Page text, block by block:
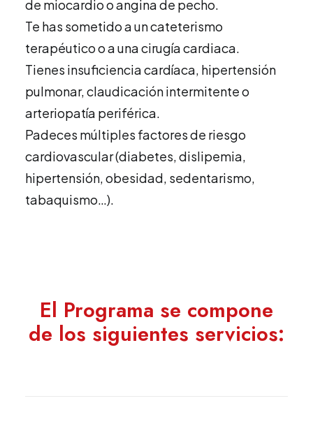
de miocardio o angina de pecho.
Te has sometido a un cateterismo
terapéutico o a una cirugía cardiaca.
Tienes insuficiencia cardíaca, hipertensión
pulmonar, claudicación intermitente o
arteriopatía periférica.
Padeces múltiples factores de riesgo
cardiovascular (diabetes, dislipemia,
hipertensión, obesidad, sedentarismo,
tabaquismo…).
El Programa se compone
de los siguientes servicios: